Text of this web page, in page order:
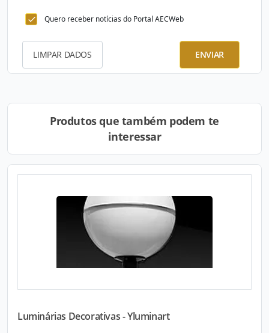
Quero receber notícias do Portal AECWeb
LIMPAR DADOS ENVIAR
Produtos que também podem te
interessar
Luminárias Decorativas - Yluminart